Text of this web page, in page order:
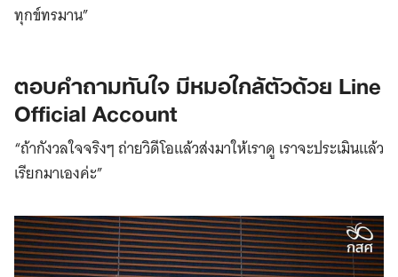
ทุกข์ทรมาน”
ตอบคำถามทันใจ มีหมอใกล้ตัวด้วย Line
Official Account
“ถ้ากังวลใจจริงๆ ถ่ายวิดีโอแล้วส่งมาให้เราดู เราจะประเมินแล้ว
เรียกมาเองค่ะ”